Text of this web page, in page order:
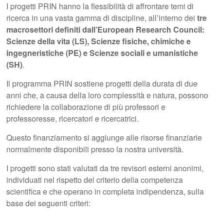
I progetti PRIN hanno la flessibilità di affrontare temi di
ricerca in una vasta gamma di discipline, all’interno deitre
macrosettori definiti dall’European Research Council:
Scienze della vita (LS), Scienze fisiche, chimiche e
ingegneristiche (PE) e Scienze sociali e umanistiche
(SH).
Il programma PRIN sostiene progetti della durata di due
anni che, a causa della loro complessità e natura, possono
richiedere la collaborazione di più professori e
professoresse, ricercatori e ricercatrici.
Questo finanziamento si aggiunge alle risorse finanziarie
normalmente disponibili presso la nostra università.
I progetti sono stati valutati da tre revisori esterni anonimi,
individuati nel rispetto del criterio della competenza
scientifica e che operano in completa indipendenza, sulla
base dei seguenti criteri: